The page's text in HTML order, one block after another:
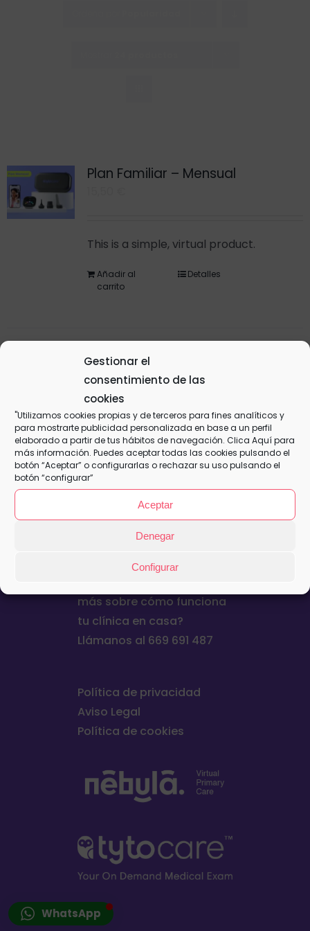
Gestionar el
consentimiento de las
cookies
"Utilizamos cookies propias y de terceros para fines analíticos y
para mostrarte publicidad personalizada en base a un perfil
elaborado a partir de tus hábitos de navegación. Clica Aquípara
más información. Puedes aceptar todas las cookies pulsando el
botón “Aceptar” o configurarlas o rechazar su uso pulsando el
botón “configurar”
Aceptar
Denegar
Configurar
WhatsApp
Plan Familiar – Mensual
This is a simple, virtual product.
Añadir al
carrito
Detalles
Plan Familiar – Anual
280,00€
Añadir al
carrito
Detalles
más sobre cómo funciona
tu clínica en casa?
Llámanos al 669 691 487
Política de privacidad
Aviso Legal
Política de cookies